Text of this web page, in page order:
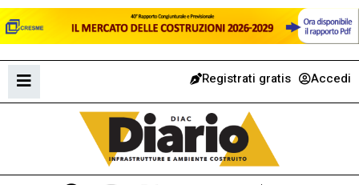
Registrati gratis Accedi